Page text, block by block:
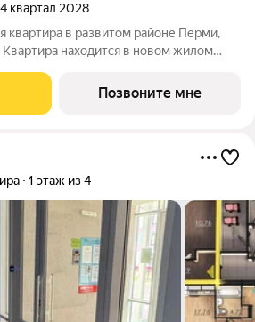
4 квартал 2028
квартира в развитом районе Перми,
находится в новом жилом
это полноценный город
15
Позвоните мне
1 этаж из 4